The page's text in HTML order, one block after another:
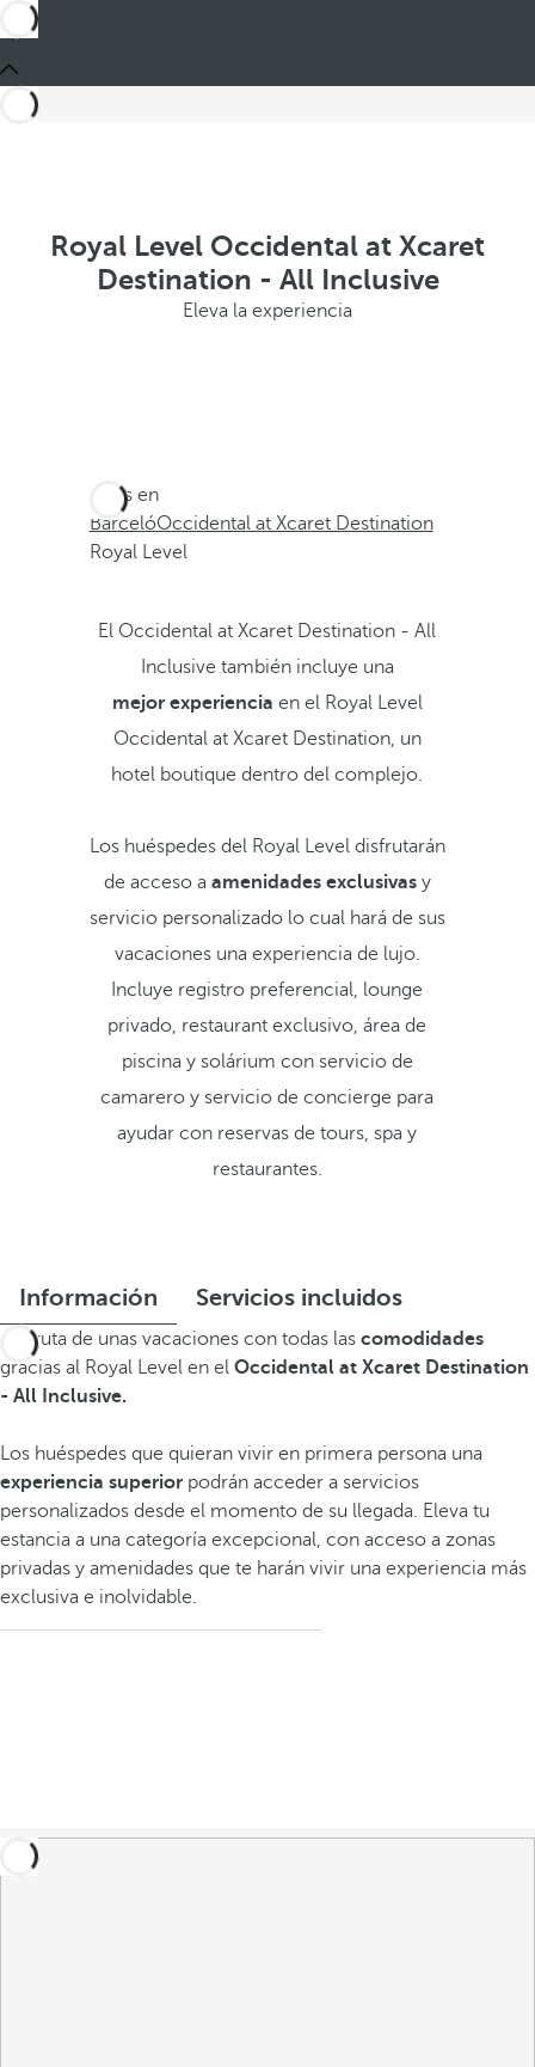
Royal Level Occidental at Xcaret
Destination - All Inclusive
Eleva la experiencia
Estás en
BarcelóOccidental at Xcaret Destination
Royal Level
El Occidental at Xcaret Destination - All
Inclusive también incluye una
mejor experiencia en el Royal Level
Occidental at Xcaret Destination, un
hotel boutique dentro del complejo.
Los huéspedes del Royal Level disfrutarán
de acceso aamenidades exclusivasy
servicio personalizado lo cual hará de sus
vacaciones una experiencia de lujo.
Incluye registro preferencial, lounge
privado, restaurant exclusivo, área de
piscina y solárium con servicio de
camarero y servicio de concierge para
ayudar con reservas de tours, spa y
restaurantes.
Información Servicios incluidos
Disfruta de unas vacaciones con todas las comodidades
gracias al Royal Level en el Occidental at Xcaret Destination
- All Inclusive.
Los huéspedes que quieran vivir en primera persona una
experiencia superior podrán acceder a servicios
personalizados desde el momento de su llegada. Eleva tu
estancia a una categoría excepcional, con acceso a zonas
privadas y amenidades que te harán vivir una experiencia más
exclusiva e inolvidable.